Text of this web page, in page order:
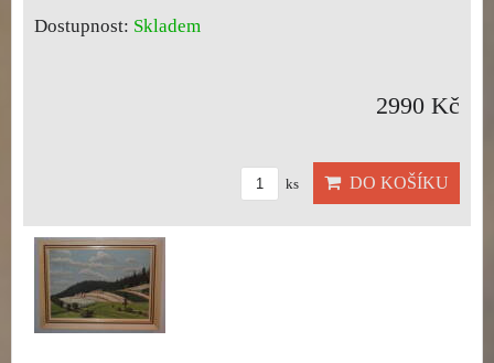
Dostupnost: Skladem
2990 Kč
ks DO KOŠÍKU